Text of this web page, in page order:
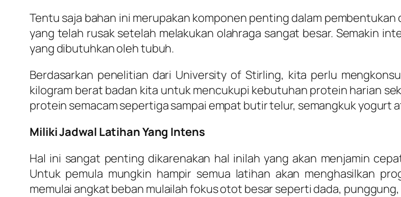
Tentu saja bahan ini merupakan komponen penting dalam
yang telah rusak setelah melakukan olahraga sangat besar. Semakin
yang dibutuhkan oleh tubuh.
Berdasarkan penelitian dari University of Stirling, kita perlu
kilogram berat badan kita untuk mencukupi kebutuhan protein harian
protein semacam sepertiga sampai empat butir telur, semangkuk yogurt
Miliki Jadwal Latihan Yang Intens
Hal ini sangat penting dikarenakan hal inilah yang akan menjamin
Untuk pemula mungkin hampir semua latihan akan menghasilkan
memulai angkat beban mulailah fokus otot besar seperti dada, punggung,